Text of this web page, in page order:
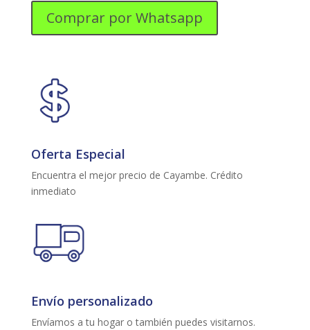
IMP
cantidad
Comprar por Whatsapp
Oferta Especial
Encuentra el mejor precio de Cayambe. Crédito
inmediato
Envío personalizado
Envíamos a tu hogar o también puedes visitarnos.